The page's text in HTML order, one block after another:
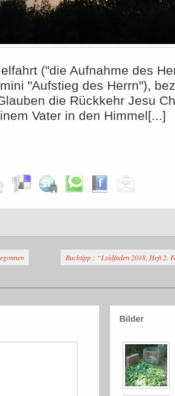
("die Aufnahme des
"Aufstieg des Herrn"),
die Rückkehr Jesu
Vater in den Himmel[...]
Buchtipp : “Leidfaden 2018, Heft 2.